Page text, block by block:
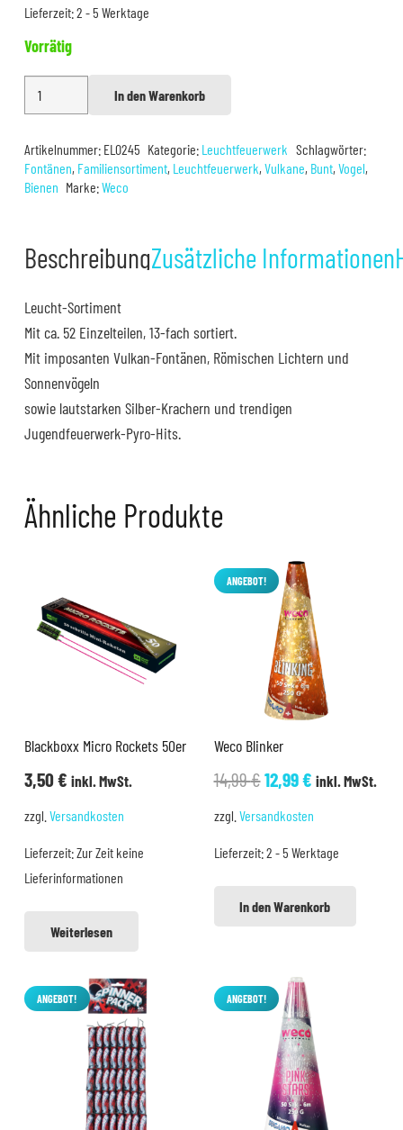
Lieferzeit:2 - 5 Werktage
Vorrätig
Weco
Stargate
In den Warenkorb
Alternative:
Artikelnummer: EL0245 Kategorie: Leuchtfeuerwerk Schlagwörter:
Fontänen, Familiensortiment, Leuchtfeuerwerk, Vulkane, Bunt, Vogel,
Bienen Marke:Weco
BeschreibungZusätzliche Informationen
Leucht-Sortiment
Mit ca. 52 Einzelteilen, 13-fach sortiert.
Mit imposanten Vulkan-Fontänen, Römischen Lichtern und
Sonnenvögeln
sowie lautstarken Silber-Krachern und trendigen
Jugendfeuerwerk-Pyro-Hits.
Ähnliche Produkte
Blackboxx Micro Rockets 50er
3,50€ inkl. MwSt.
zzgl. Versandkosten
Lieferzeit:Zur Zeit keine
Lieferinformationen
Weiterlesen
ANGEBOT!
Weco Blinker
14,99€Ursprünglicher
14,99 €
12,99€Aktueller
12,99 €.
inkl. MwSt.
zzgl. Versandkosten
Lieferzeit:2 - 5 Werktage
In den Warenkorb
ANGEBOT! ANGEBOT!